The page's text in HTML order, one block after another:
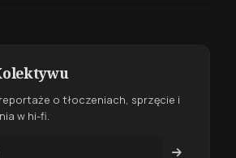
o tłoczeniach, sprzęcie i
w hi-fi.